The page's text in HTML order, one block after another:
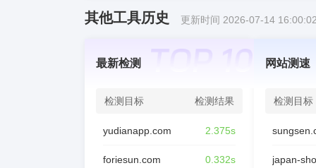
其他工具历史 更新时间 2026-07-14
最新检测
检测目标 检测结果
yudianapp.com 2.375s
foriesun.com 0.332s
网站测速
检测目标
japan-